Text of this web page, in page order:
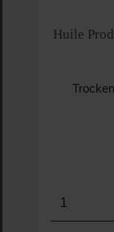
Huile
Produkt